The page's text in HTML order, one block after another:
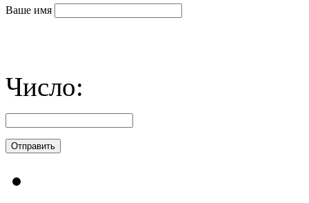
Ваше имя
Число: